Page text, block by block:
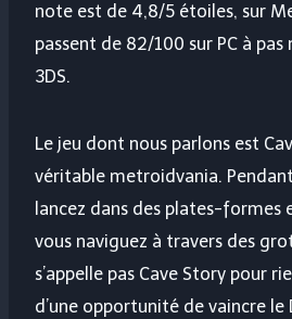
note est de 4,8/5 étoiles, sur
passent de 82/100 sur PC à
3DS.
Le jeu dont nous parlons est
véritable metroidvania.
lancez dans des plates-formes
vous naviguez à travers des
s’appelle pas Cave Story pour
d’une opportunité de vaincre le